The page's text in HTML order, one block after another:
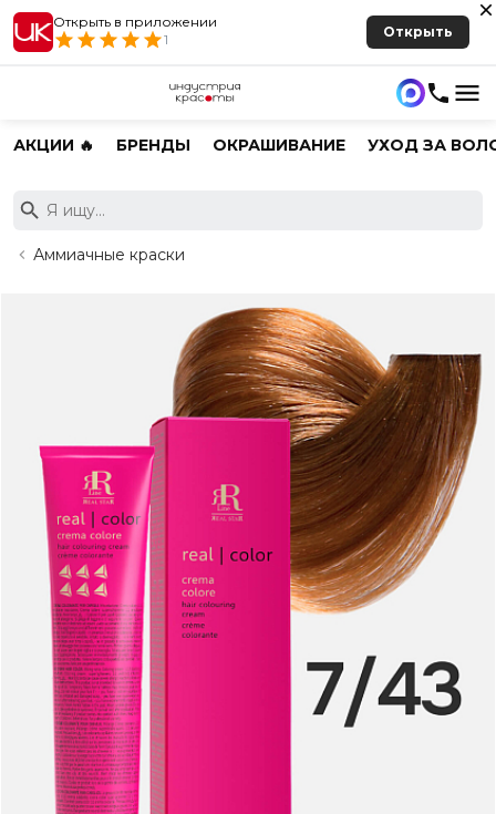
Открыть в приложении
1
Открыть
АКЦИИ 🔥 БРЕНДЫ ОКРАШИВАНИЕ УХОД ЗА
Аммиачные краски